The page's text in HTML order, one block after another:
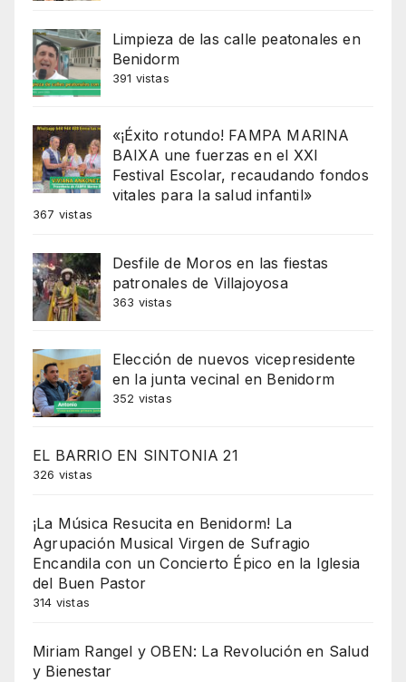
Limpieza de las calle peatonales en
Benidorm
391 vistas
«¡Éxito rotundo! FAMPA MARINA
BAIXA une fuerzas en el XXI
Festival Escolar, recaudando fondos
vitales para la salud infantil»
367 vistas
Desfile de Moros en las fiestas
patronales de Villajoyosa
363 vistas
Elección de nuevos vicepresidente
en la junta vecinal en Benidorm
352 vistas
EL BARRIO EN SINTONIA 21
326 vistas
¡La Música Resucita en Benidorm! La
Agrupación Musical Virgen de Sufragio
Encandila con un Concierto Épico en la Iglesia
del Buen Pastor
314 vistas
Miriam Rangel y OBEN: La Revolución en Salud
y Bienestar